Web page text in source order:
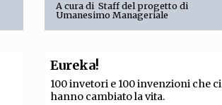
CURATORI FOTOGRAFI PARTNER
EXTRA
PROCEEDINGS PUBBLICITÀ CONTATTI
A cura di Staff del progetto di
Umanesimo Manageriale
Eureka!
100 invetori e 100 invenzioni che ci
hanno cambiato la vita.